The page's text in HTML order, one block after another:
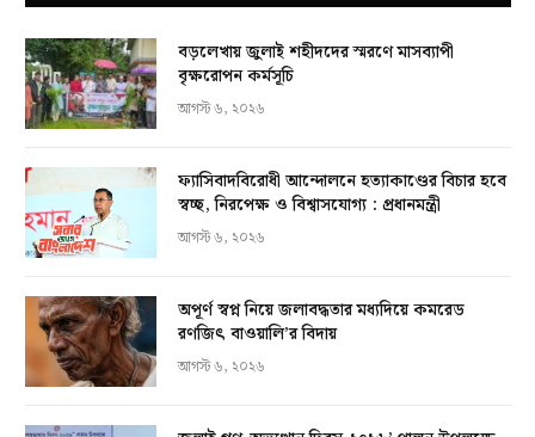
বড়লেখায় জুলাই শহীদদের স্মরণে মাসব্যাপী
বৃক্ষরোপন কর্মসূচি
আগস্ট ৬, ২০২৬
ফ্যাসিবাদবিরোধী আন্দোলনে হত্যাকাণ্ডের বিচার হবে
স্বচ্ছ, নিরপেক্ষ ও বিশ্বাসযোগ্য : প্রধানমন্ত্রী
আগস্ট ৬, ২০২৬
অপূর্ণ স্বপ্ন নিয়ে জলাবদ্ধতার মধ্যদিয়ে কমরেড
রণজিৎ বাওয়ালি’র বিদায়
আগস্ট ৬, ২০২৬